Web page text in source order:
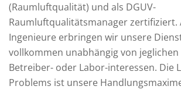
(Raumluftqualität) und als DGUV-
Raumluftqualitätsmanager zertifiziert.
Ingenieure erbringen wir unsere
vollkommen unabhängig von jeglichen
Betreiber- oder Labor-interessen. Die
Problems ist unsere